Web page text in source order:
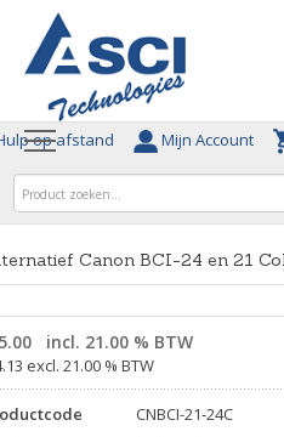
op afstand Mijn Account
Canon BCI-24 en 21
incl. 21.00 % BTW
excl. 21.00 % BTW
CNBCI-21-24C